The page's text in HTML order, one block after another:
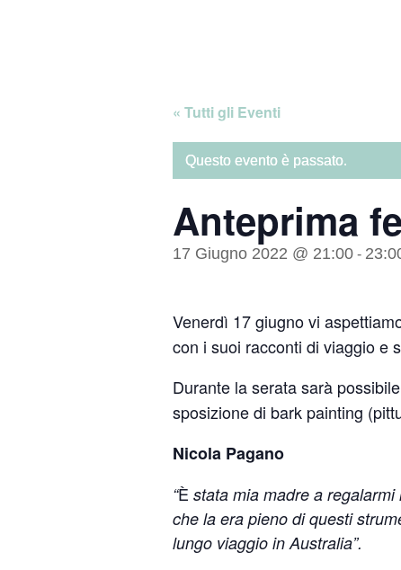
« Tutti gli Eventi
Questo evento è passato.
Anteprima
17 Giugno 2022 @ 21:00 -
Venerdì 17 giugno vi
con i suoi racconti di viaggio e
Durante la serata sarà
sposizione di bark painting
Nicola Pagano
“È stata mia madre a
che la era pieno di questi
lungo viaggio in Australia”.